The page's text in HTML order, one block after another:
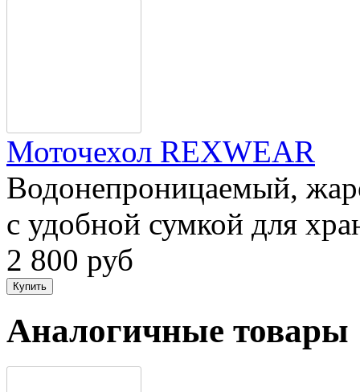
Моточехол REXWEAR
Водонепроницаемый,
с удобной сумкой для
2 800 руб
Аналогичные товары